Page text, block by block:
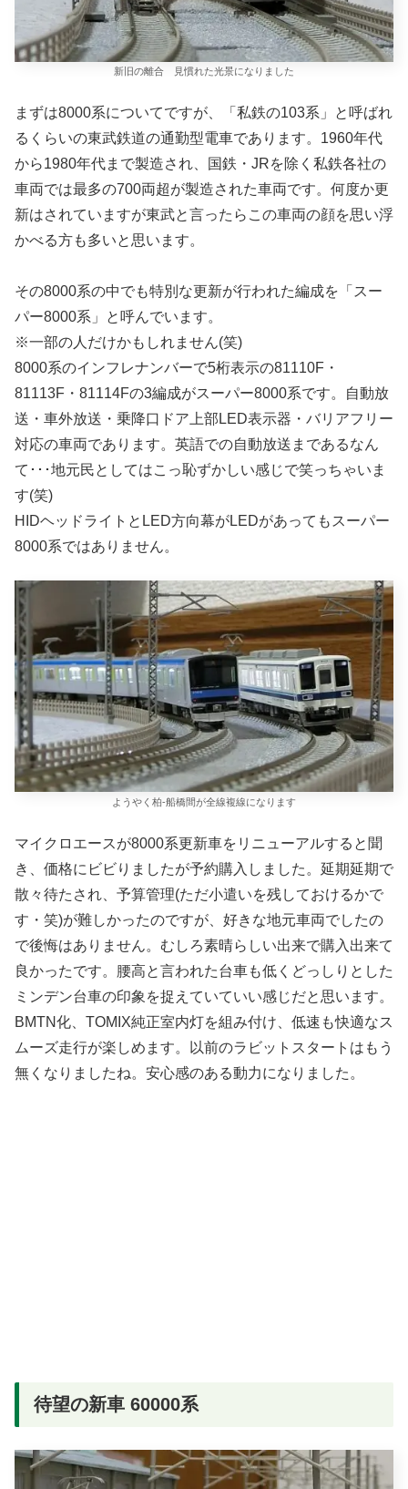
新旧の離合 見慣れた光景になりました
まずは8000系についてですが、「私鉄の103系」と呼ばれ
るくらいの東武鉄道の通勤型電車であります。1960年代
から1980年代まで製造され、国鉄・JRを除く私鉄各社の
車両では最多の700両超が製造された車両です。何度か更
新はされていますが東武と言ったらこの車両の顔を思い浮
かべる方も多いと思います。
その8000系の中でも特別な更新が行われた編成を「スー
パー8000系」と呼んでいます。
※一部の人だけかもしれません(笑)
8000系のインフレナンバーで5桁表示の81110F・
81113F・81114Fの3編成がスーパー8000系です。自動放
送・車外放送・乗降口ドア上部LED表示器・バリアフリー
対応の車両であります。英語での自動放送まであるなん
て･･･地元民としてはこっ恥ずかしい感じで笑っちゃいま
す(笑)
HIDヘッドライトとLED方向幕がLEDがあってもスーパー
8000系ではありません。
ようやく柏-船橋間が全線複線になります
マイクロエースが8000系更新車をリニューアルすると聞
き、価格にビビりましたが予約購入しました。延期延期で
散々待たされ、予算管理(ただ小遣いを残しておけるかで
す・笑)が難しかったのですが、好きな地元車両でしたの
で後悔はありません。むしろ素晴らしい出来で購入出来て
良かったです。腰高と言われた台車も低くどっしりとした
ミンデン台車の印象を捉えていていい感じだと思います。
BMTN化、TOMIX純正室内灯を組み付け、低速も快適なス
ムーズ走行が楽しめます。以前のラビットスタートはもう
無くなりましたね。安心感のある動力になりました。
待望の新車 60000系